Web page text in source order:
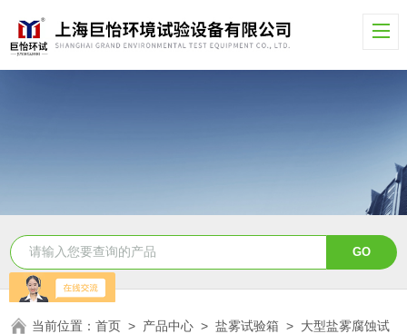
当前位置：首页 > 产品中心 >盐雾试验箱 > 大型盐雾腐蚀试